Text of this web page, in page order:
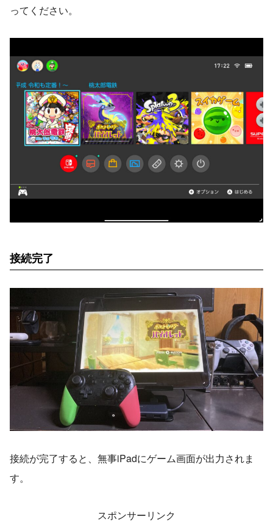
ってください。
接続完了
接続が完了すると、無事iPadにゲーム画面が出力されま
す。
スポンサーリンク